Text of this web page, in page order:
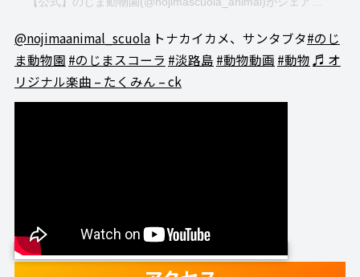
@nojimaanimal_scuolaトナカイカメ、サンタブタ#のじ
ま動物園 #のじまスコーラ #淡路島 #動物動画 #動物 ♬ オ
リジナル楽曲 – たくみん – ck